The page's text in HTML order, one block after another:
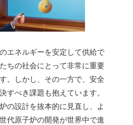
エネルギーを安定して供給で
ちの社会にとって非常に重要
。しかし、その一方で、安全
すべき課題も抱えています。
の設計を抜本的に見直し、よ
代原子炉の開発が世界中で進